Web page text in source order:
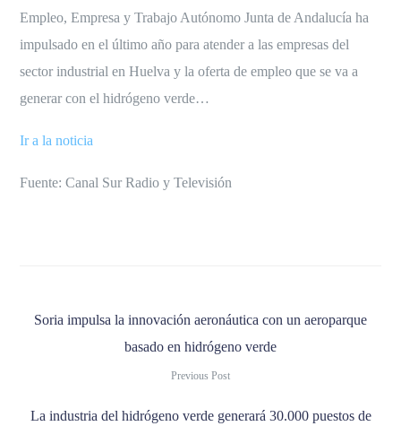
Empleo, Empresa y Trabajo Autónomo Junta de Andalucía ha
impulsado en el último año para atender a las empresas del
sector industrial en Huelva y la oferta de empleo que se va a
generar con el hidrógeno verde…
Ir a la noticia
Fuente: Canal Sur Radio y Televisión
Soria impulsa la innovación aeronáutica con un aeroparque
basado en hidrógeno verde
Previous Post
La industria del hidrógeno verde generará 30.000 puestos de